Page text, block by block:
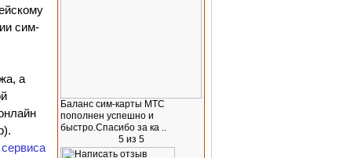
сим-
а
Баланс сим-карты МТС
пополнен успешно и
быстро.Спасибо за ка ..